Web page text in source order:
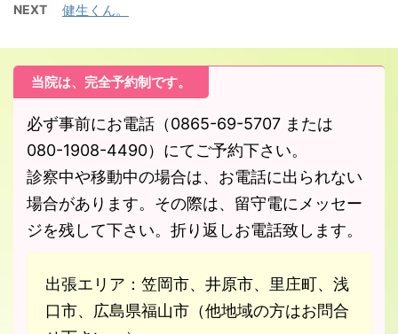
NEXT 健生くん。
当院は、完全予約制です。
必ず事前にお電話（0865-69-5707 または
080-1908-4490）にてご予約下さい。
診察中や移動中の場合は、お電話に出られない
場合があります。その際は、留守電にメッセー
ジを残して下さい。折り返しお電話致します。
出張エリア：笠岡市、井原市、里庄町、浅
口市、広島県福山市（他地域の方はお問合